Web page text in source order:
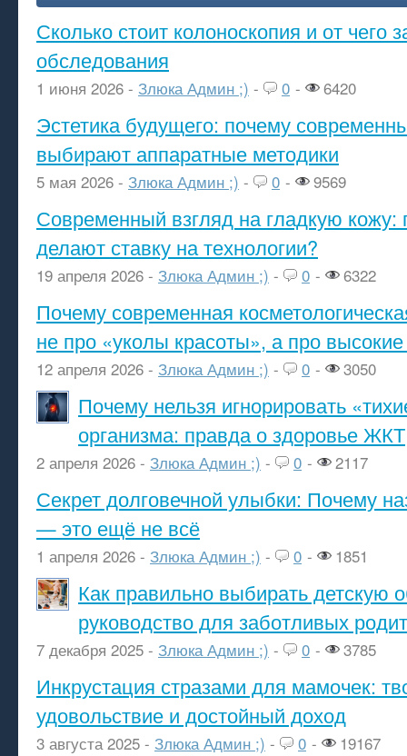
Сколько стоит колоноскопия и от чего
обследования
1 июня 2026 - Злюка Админ ;) - 0 - 6420
Эстетика будущего: почему
выбирают аппаратные методики
5 мая 2026 - Злюка Админ ;) - 0 - 9569
Современный взгляд на гладкую кожу:
делают ставку на технологии?
19 апреля 2026 - Злюка Админ ;) - 0 - 6322
Почему современная
не про «уколы красоты», а про высокие
12 апреля 2026 - Злюка Админ ;) - 0 - 3050
Почему нельзя игнорировать
организма: правда о здоровье ЖКТ
2 апреля 2026 - Злюка Админ ;) - 0 - 2117
Секрет долговечной улыбки: Почему
— это ещё не всё
1 апреля 2026 - Злюка Админ ;) - 0 - 1851
Как правильно выбирать детскую
руководство для заботливых
7 декабря 2025 - Злюка Админ ;) - 0 - 3785
Инкрустация стразами для мамочек:
удовольствие и достойный доход
3 августа 2025 - Злюка Админ ;) - 0 - 19167